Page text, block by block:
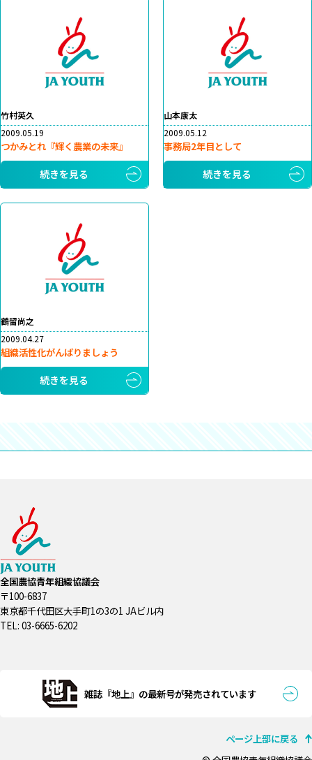
竹村英久
2009.05.19
つかみとれ『輝く農業の未来』
続きを見る
山本康太
2009.05.12
事務局2年目として
続きを見る
鶴留尚之
2009.04.27
組織活性化がんばりましょう
続きを見る
全国農協青年組織協議会
〒100-6837
東京都千代田区大手町1の3の1 JAビル内
TEL: 03-6665-6202
雑誌『地上』の最新号が発売されています
ページ上部に戻る